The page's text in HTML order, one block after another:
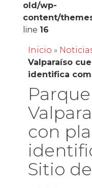
old/wp-
content/
line 16
Inicio »
Valparaíso
identifica
con
Sitio